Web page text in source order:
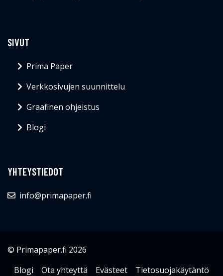
SIVUT
Prima Paper
Verkkosivujen suunnittelu
Graafinen ohjeistus
Blogi
YHTEYSTIEDOT
info@primapaper.fi
© Primapaper.fi 2026
Blogi
Ota yhteyttä Evästeet Tietosuojakäytäntö